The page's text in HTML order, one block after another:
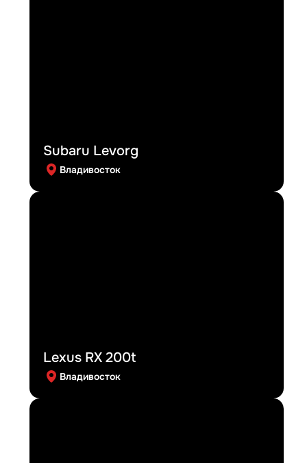
Subaru Levorg
Владивосток
Lexus RX 200t
Владивосток